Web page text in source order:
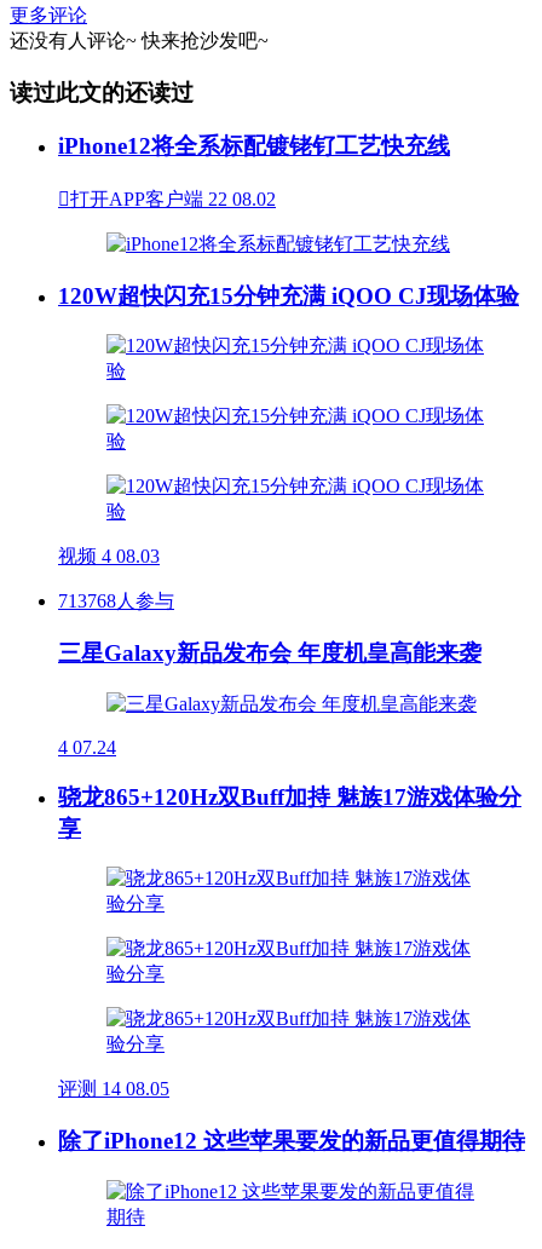
更多评论
还没有人评论~ 快来抢沙发吧~
读过此文的还读过
iPhone12将全系标配镀铑钌工艺快充线
打开APP客户端 22 08.02
120W超快闪充15分钟充满 iQOO CJ现场体验
视频 4 08.03
713768人参与
三星Galaxy新品发布会 年度机皇高能来袭
4 07.24
骁龙865+120Hz双Buff加持 魅族17游戏体验分
享
评测 14 08.05
除了iPhone12 这些苹果要发的新品更值得期待